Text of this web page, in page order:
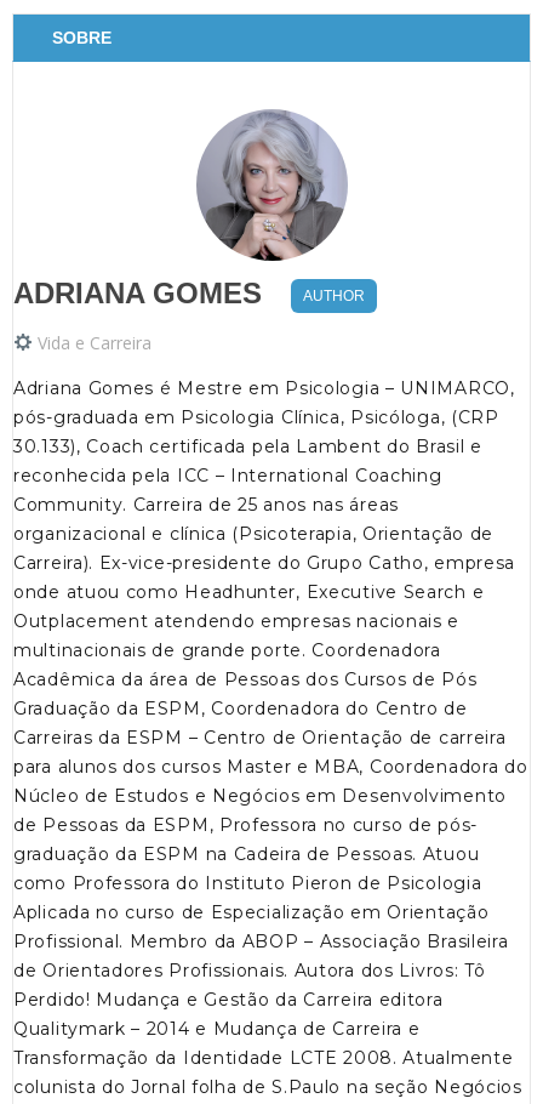
SOBRE
ADRIANA GOMES AUTHOR
Vida e Carreira
Adriana Gomes é Mestre em Psicologia – UNIMARCO,
pós-graduada em Psicologia Clínica, Psicóloga, (CRP
30.133), Coach certificada pela Lambent do Brasil e
reconhecida pela ICC – International Coaching
Community. Carreira de 25 anos nas áreas
organizacional e clínica (Psicoterapia, Orientação de
Carreira). Ex-vice-presidente do Grupo Catho, empresa
onde atuou como Headhunter, Executive Search e
Outplacement atendendo empresas nacionais e
multinacionais de grande porte. Coordenadora
Acadêmica da área de Pessoas dos Cursos de Pós
Graduação da ESPM, Coordenadora do Centro de
Carreiras da ESPM – Centro de Orientação de carreira
para alunos dos cursos Master e MBA, Coordenadora do
Núcleo de Estudos e Negócios em Desenvolvimento
de Pessoas da ESPM, Professora no curso de pós-
graduação da ESPM na Cadeira de Pessoas. Atuou
como Professora do Instituto Pieron de Psicologia
Aplicada no curso de Especialização em Orientação
Profissional. Membro da ABOP – Associação Brasileira
de Orientadores Profissionais. Autora dos Livros: Tô
Perdido! Mudança e Gestão da Carreira editora
Qualitymark – 2014 e Mudança de Carreira e
Transformação da Identidade LCTE 2008. Atualmente
colunista do Jornal folha de S.Paulo na seção Negócios